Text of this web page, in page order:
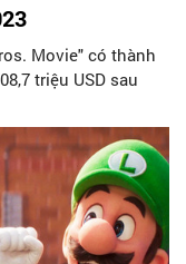
Movie" có thành
triệu USD sau